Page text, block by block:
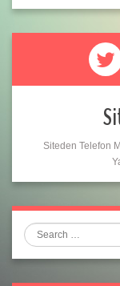
Siteden Telefon
Search